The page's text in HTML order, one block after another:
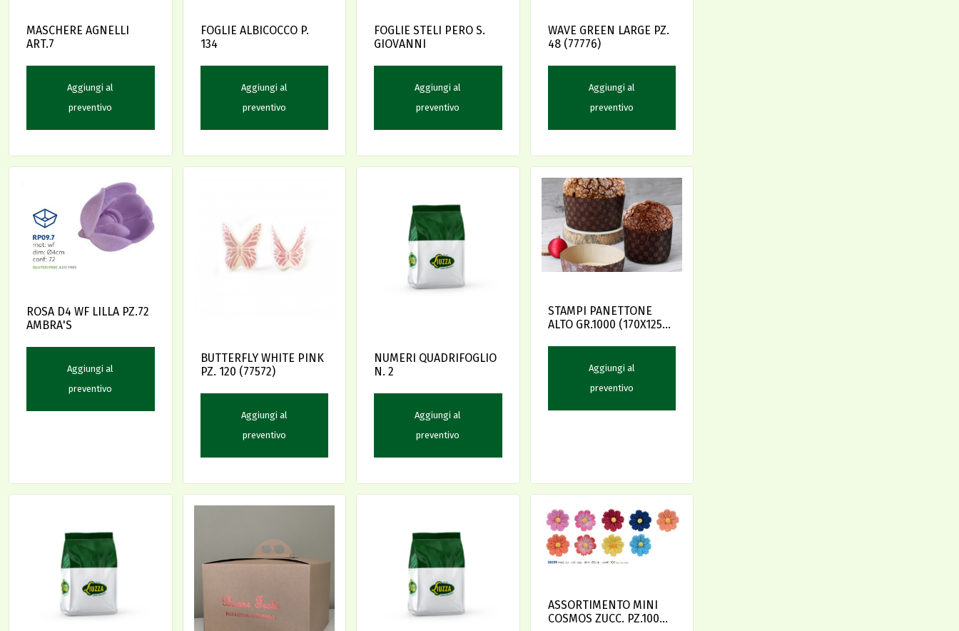
MASCHERE AGNELLI
ART.7
Aggiungi al
preventivo
FOGLIE ALBICOCCO P.
134
Aggiungi al
preventivo
FOGLIE STELI PERO S.
GIOVANNI
Aggiungi al
preventivo
WAVE GREEN LARGE PZ.
48 (77776)
Aggiungi al
preventivo
ROSA D4 WF LILLA PZ.72
AMBRA'S
Aggiungi al
preventivo
BUTTERFLY WHITE PINK
PZ. 120 (77572)
Aggiungi al
preventivo
NUMERI QUADRIFOGLIO
N. 2
Aggiungi al
preventivo
STAMPI PANETTONE
ALTO GR.1000 (170X125)
Aggiungi al
preventivo
ASSORTIMENTO MINI
COSMOS ZUCC. PZ.100